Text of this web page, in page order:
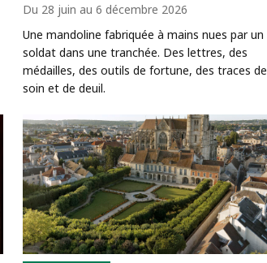
Du 28 juin au 6 décembre 2026
Une mandoline fabriquée à mains nues par un
soldat dans une tranchée. Des lettres, des
médailles, des outils de fortune, des traces de
soin et de deuil.